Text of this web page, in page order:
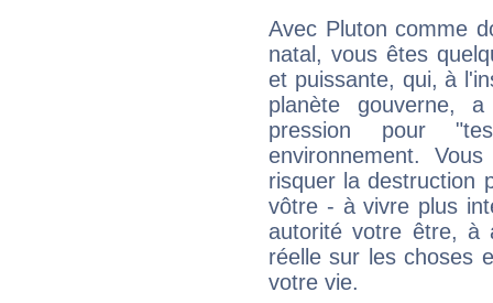
Avec Pluton comme
natal, vous êtes
et puissante, qui, à
planète gouverne,
pression pour
environnement.
risquer la destruction
vôtre - à vivre plus
autorité votre être, à
réelle sur les choses
votre vie.